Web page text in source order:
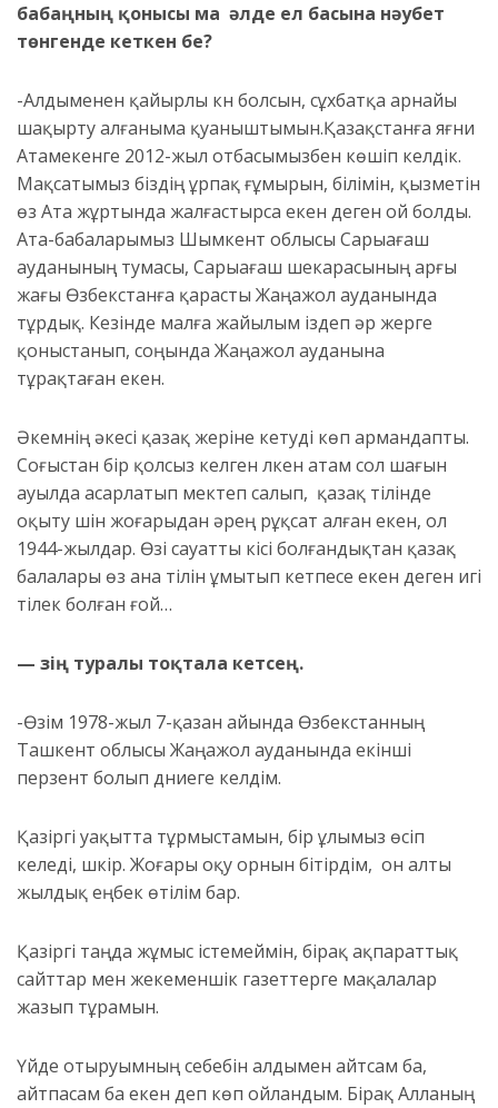
бабаңның қонысы ма әлде ел басына нәубет
төнгенде кеткен бе?
-Алдыменен қайырлы күн болсын, сұхбатқа арнайы
шақырту алғаныма қуаныштымын.Қазақстанға яғни
Атамекенге 2012-жыл отбасымызбен көшіп келдік.
Мақсатымыз біздің ұрпақ ғұмырын, білімін, қызметін
өз Ата жұртында жалғастырса екен деген ой болды.
Ата-бабаларымыз Шымкент облысы Сарыағаш
ауданының тумасы, Сарыағаш шекарасының арғы
жағы Өзбекстанға қарасты Жаңажол ауданында
тұрдық. Кезінде малға жайылым іздеп әр жерге
қоныстанып, соңында Жаңажол ауданына
тұрақтаған екен.
Әкемнің әкесі қазақ жеріне кетуді көп армандапты.
Соғыстан бір қолсыз келген үлкен атам сол шағын
ауылда асарлатып мектеп салып, қазақ тілінде
оқыту үшін жоғарыдан әрең рұқсат алған екен, ол
1944-жылдар. Өзі сауатты кісі болғандықтан қазақ
балалары өз ана тілін ұмытып кетпесе екен деген игі
тілек болған ғой…
— Өзің туралы тоқтала кетсең.
-Өзім 1978-жыл 7-қазан айында Өзбекстанның
Ташкент облысы Жаңажол ауданында екінші
перзент болып дүниеге келдім.
Қазіргі уақытта тұрмыстамын, бір ұлымыз өсіп
келеді, шүкір. Жоғары оқу орнын бітірдім, он алты
жылдық еңбек өтілім бар.
Қазіргі таңда жұмыс істемеймін, бірақ ақпараттық
сайттар мен жекеменшік газеттерге мақалалар
жазып тұрамын.
Үйде отыруымның себебін алдымен айтсам ба,
айтпасам ба екен деп көп ойландым. Бірақ Алланың